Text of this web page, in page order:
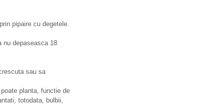
pipaire cu degetele.
nu depaseasca 18
sau sa
planta, functie de
totodata, bulbii,